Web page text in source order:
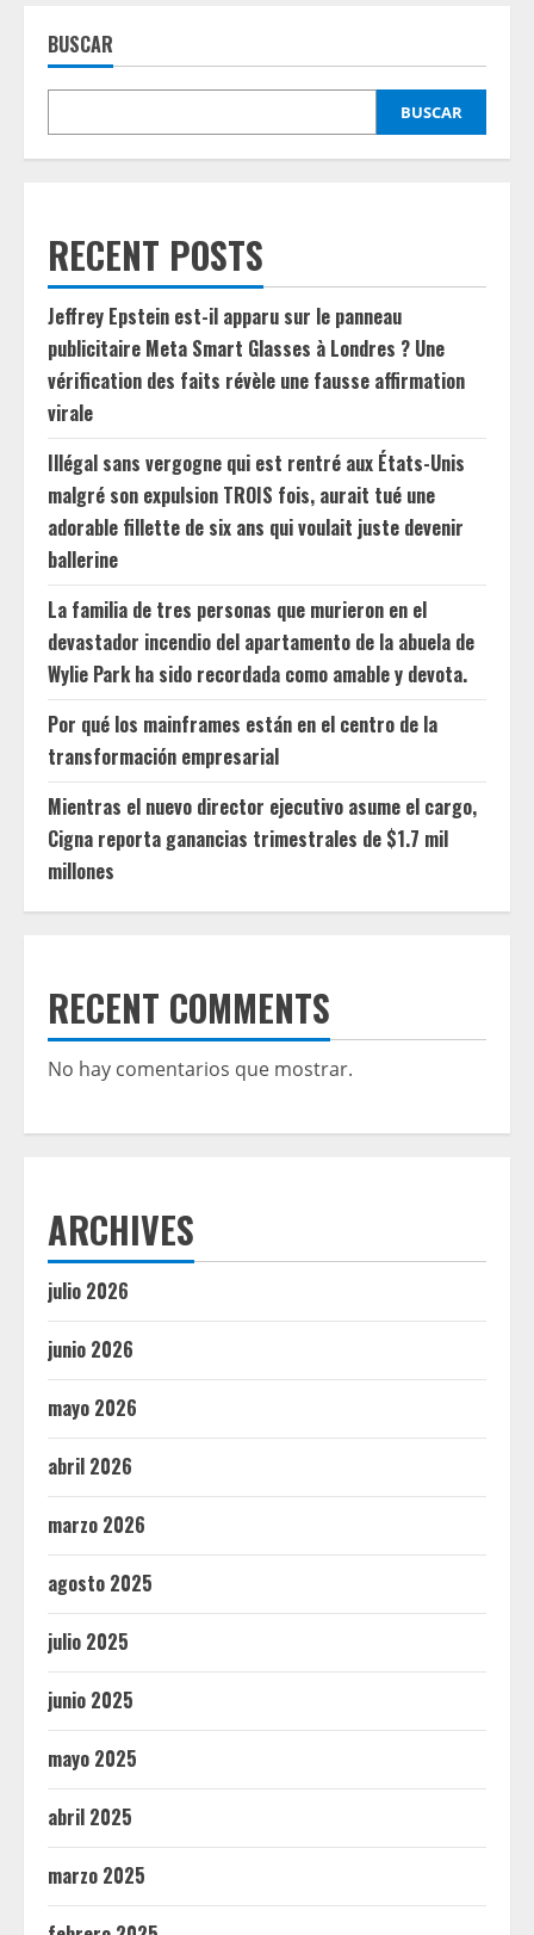
BUSCAR
BUSCAR
RECENT POSTS
Jeffrey Epstein est-il apparu sur le panneau
publicitaire Meta Smart Glasses à Londres ? Une
vérification des faits révèle une fausse affirmation
virale
Illégal sans vergogne qui est rentré aux États-Unis
malgré son expulsion TROIS fois, aurait tué une
adorable fillette de six ans qui voulait juste devenir
ballerine
La familia de tres personas que murieron en el
devastador incendio del apartamento de la abuela de
Wylie Park ha sido recordada como amable y devota.
Por qué los mainframes están en el centro de la
transformación empresarial
Mientras el nuevo director ejecutivo asume el cargo,
Cigna reporta ganancias trimestrales de $1.7 mil
millones
RECENT COMMENTS
No hay comentarios que mostrar.
ARCHIVES
julio 2026
junio 2026
mayo 2026
abril 2026
marzo 2026
agosto 2025
julio 2025
junio 2025
mayo 2025
abril 2025
marzo 2025